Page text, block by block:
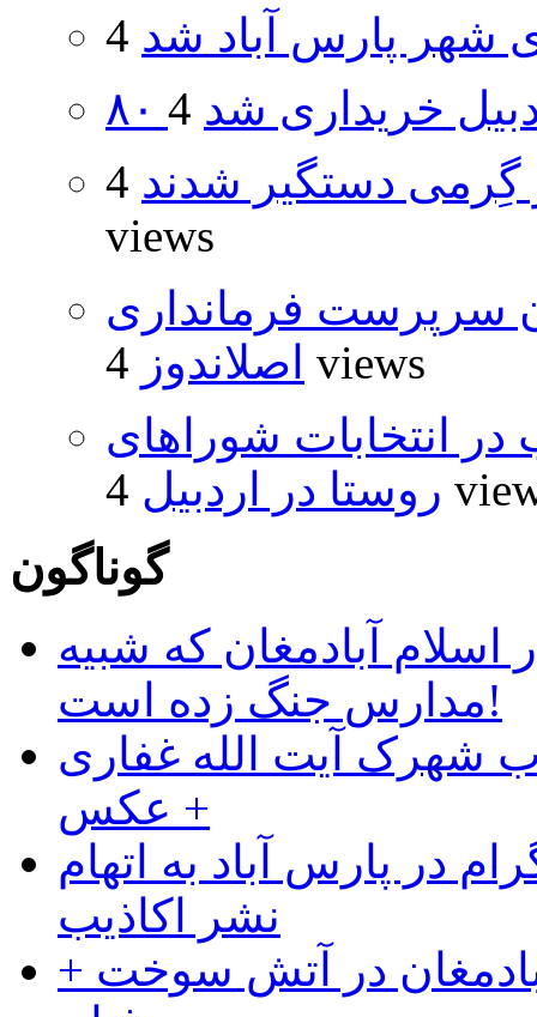
شهر پارس آباد شد
خریداری شد
دستگیر شدند 4
views
سرپرست فرمانداری
اصلاندوز 4 views
۵۰۰۰ داوطلب در انتخابات شوراهای
روستا در اردبیل 4
گوناگون
آبادمغان که شبیه
مدارس جنگ زده است!
شهرک آیت الله غفاری
+ عکس
در پارس آباد به اتهام
نشر اکاذیب
در آتش سوخت +